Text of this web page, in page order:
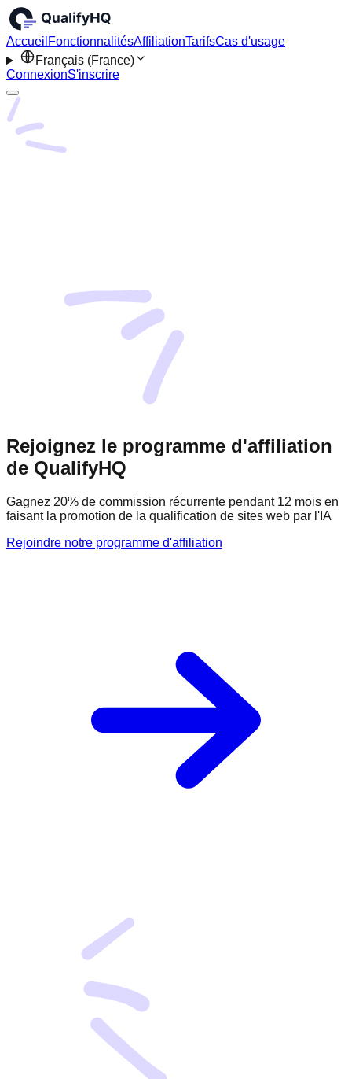
Accueil FonctionnalitésAffiliationTarifsCas d'usage
Français (France)
ConnexionS'inscrire
Rejoignez le programme d'affiliation
de QualifyHQ
Gagnez 20% de commission récurrente pendant 12 mois en
faisant la promotion de la qualification de sites web par l'IA
Rejoindre notre programme d'affiliation